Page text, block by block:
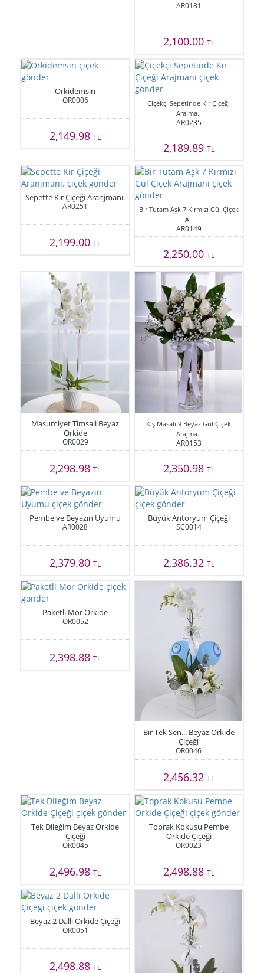
AR0181
2,100.00 TL
Orkidemsin
OR0006
2,149.98TL
Çiçekçi Sepetinde Kır Çiçeği
Arajma..
AR0235
2,189.89 TL
Sepette Kır Çiçeği Aranjmanı.
AR0251
2,199.00TL
Bir Tutam Aşk 7 Kırmızı Gül Çiçek
A..
AR0149
2,250.00 TL
Masumiyet Timsali Beyaz
Orkide
OR0029
2,298.98TL
Kış Masalı 9 Beyaz Gül Çiçek
Arajma..
AR0153
2,350.98 TL
Pembe ve Beyazın Uyumu
AR0028
2,379.80TL
Büyük Antoryum Çiçeği
SC0014
2,386.32 TL
Paketli Mor Orkide
OR0052
2,398.88TL
Bir Tek Sen... Beyaz Orkide
Çiçeği
OR0046
2,456.32 TL
Tek Dileğim Beyaz Orkide
Çiçeği
OR0045
2,496.98TL
Toprak Kokusu Pembe
Orkide Çiçeği
OR0023
2,498.88 TL
Beyaz 2 Dallı Orkide Çiçeği
OR0051
2,498.88TL